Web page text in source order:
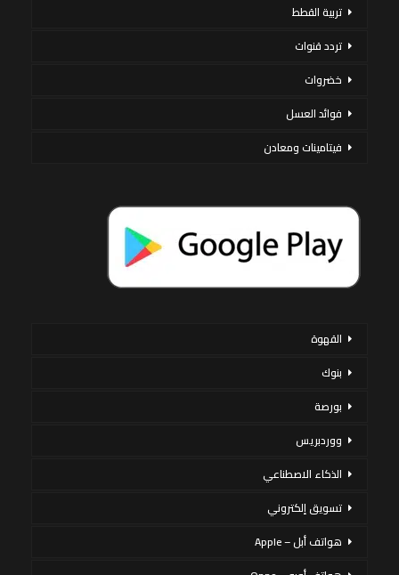
تربية القطط
تردد قنوات
خضروات
فوائد العسل
فيتامينات ومعادن
القهوة
بنوك
بورصة
ووردبريس
الذكاء الاصطناعي
تسويق إلكتروني
هواتف أبل – Apple